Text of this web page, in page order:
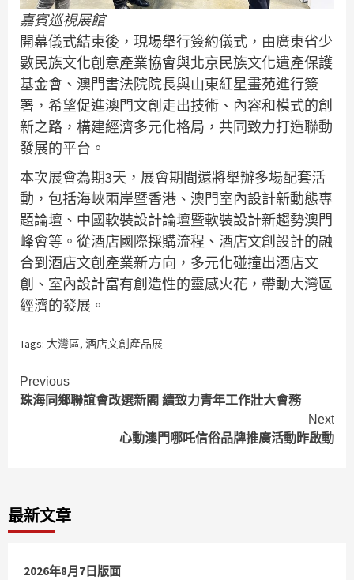
嘉賓巡視展館
開幕儀式結束後，現場舉行簽約儀式，由廣東省少
數民族文化創意產業協會與北京民族文化遺產保護
基金會、澳門書法院院長與山東紅星畫苑進行簽
署，希望促進澳門文創走出技術、內容和模式的創
新之路，構建經濟多元化格局，共同致力打造聯動
發展的平台。
本次展會為期3天，展會期間還將舉辦多場配套活
動，包括海峽兩岸暨香港、澳門室內設計新動態專
題論壇、中國軟裝設計論壇暨軟裝設計新趨勢澳門
峰會等。從酒店國際採購流程、酒店文創設計的融
合到酒店文創產業新方向，多元化碰撞出酒店文
創、室內設計富有創造性的靈感火花，帶動大灣區
經濟的發展。
Tags: 大灣區, 酒店文創產品展
Continue
Reading
Previous
珠海同鄉聯誼會改選新閣 續致力青年工作壯大會務
Next
心動澳門哪吒信俗品牌推廣活動昨啟動
最新文章
2026年8月7日版面